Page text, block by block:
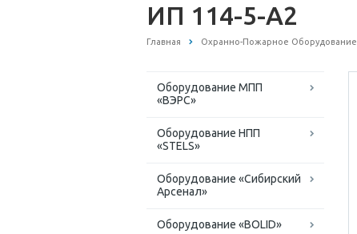
ИП 114-5-А2
Главная Охранно-Пожарное Оборудование
Оборудование МПП
«ВЭРС»
Оборудование НПП
«STELS»
Оборудование «Сибирский
Арсенал»
Оборудование «BOLID»